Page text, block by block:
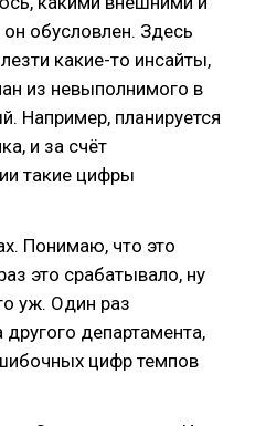
обусловлен. Здесь
какие-то инсайты,
из невыполнимого в
Например, планируется
и за счёт
такие цифры
Понимаю, что это
это срабатывало, ну
уж. Один раз
департамента,
цифр темпов